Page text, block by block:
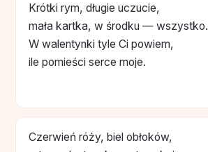
Krótki rym, długie uczucie,
mała kartka, w środku — wszystko.
W walentynki tyle Ci powiem,
ile pomieści serce moje.
Czerwień róży, biel obłoków,